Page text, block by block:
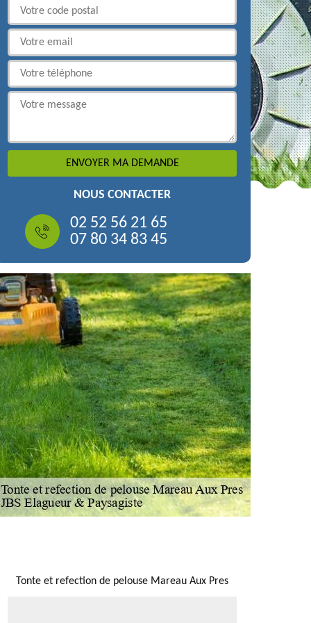
NOUS CONTACTER
02 52 56 21 65
07 80 34 83 45
Tonte et refection de pelouse Mareau Aux Pres